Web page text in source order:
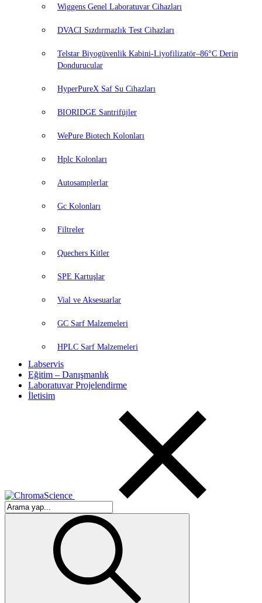
Wiggens Genel Laboratuvar Cihazları
DVACI Sızdırmazlık Test Cihazları
Telstar Biyogüvenlik Kabini-Liyofilizatör–86°C Derin
Dondurucular
HyperPureX Saf Su Cihazları
BIORIDGE Santrifüjler
WePure Biotech Kolonları
Hplc Kolonları
Autosamplerlar
Gc Kolonları
Filtreler
Quechers Kitler
SPE Kartuşlar
Vial ve Aksesuarlar
GC Sarf Malzemeleri
HPLC Sarf Malzemeleri
Labservis
Eğitim – Danışmanlık
Laboratuvar Projelendirme
İletisim